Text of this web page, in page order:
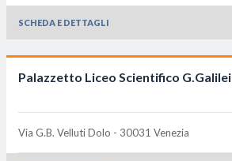
SCHEDA E DETTAGLI
Palazzetto Liceo Scientifico G.Galilei
Via G.B. Velluti Dolo - 30031 Venezia